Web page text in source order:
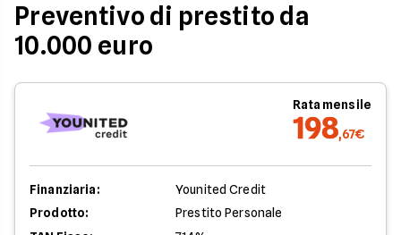
Preventivo di prestito da
10.000 euro
Rata mensile
198,67€
Finanziaria:
Younited Credit
Prodotto:
Prestito Personale